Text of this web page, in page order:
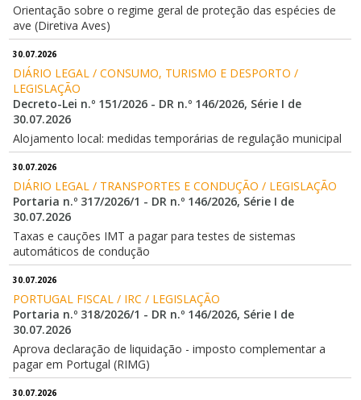
Orientação sobre o regime geral de proteção das espécies de
ave (Diretiva Aves)
30.07.2026
DIÁRIO LEGAL / CONSUMO, TURISMO E DESPORTO /
LEGISLAÇÃO
Decreto-Lei n.º 151/2026 - DR n.º 146/2026, Série I de
30.07.2026
Alojamento local: medidas temporárias de regulação municipal
30.07.2026
DIÁRIO LEGAL / TRANSPORTES E CONDUÇÃO / LEGISLAÇÃO
Portaria n.º 317/2026/1 - DR n.º 146/2026, Série I de
30.07.2026
Taxas e cauções IMT a pagar para testes de sistemas
automáticos de condução
30.07.2026
PORTUGAL FISCAL / IRC / LEGISLAÇÃO
Portaria n.º 318/2026/1 - DR n.º 146/2026, Série I de
30.07.2026
Aprova declaração de liquidação - imposto complementar a
pagar em Portugal (RIMG)
30.07.2026